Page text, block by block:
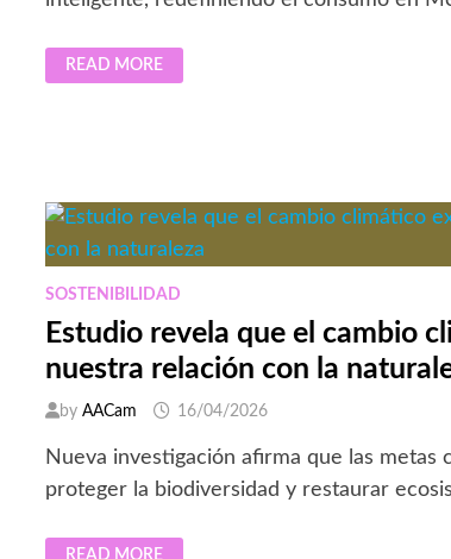
EL
AUGE
Y
LA
INVERSIÓN
PERSONAL
MÉXICO
READ MORE
SOSTENIBILIDAD
Estudio revela que el cambio
nuestra relación con la
byAACam 16/04/2026
Nueva investigación afirma que las metas
proteger la biodiversidad y restaurar
ESTUDIO
READ MORE